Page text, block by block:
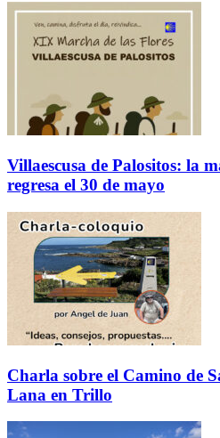
Villaescusa de Palositos: la
regresa el 30 de mayo
Charla sobre el Camino de
Lana en Trillo